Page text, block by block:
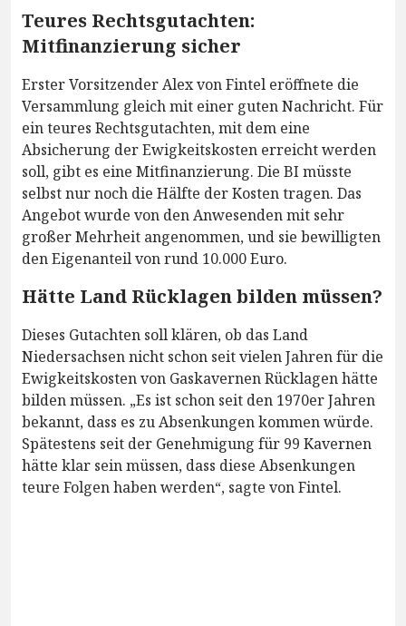
Teures Rechtsgutachten:
Mitfinanzierung sicher
Erster Vorsitzender Alex von Fintel eröffnete die
Versammlung gleich mit einer guten Nachricht. Für
ein teures Rechtsgutachten, mit dem eine
Absicherung der Ewigkeitskosten erreicht werden
soll, gibt es eine Mitfinanzierung. Die BI müsste
selbst nur noch die Hälfte der Kosten tragen. Das
Angebot wurde von den Anwesenden mit sehr
großer Mehrheit angenommen, und sie bewilligten
den Eigenanteil von rund 10.000 Euro.
Hätte Land Rücklagen bilden müssen?
Dieses Gutachten soll klären, ob das Land
Niedersachsen nicht schon seit vielen Jahren für die
Ewigkeitskosten von Gaskavernen Rücklagen hätte
bilden müssen. „Es ist schon seit den 1970er Jahren
bekannt, dass es zu Absenkungen kommen würde.
Spätestens seit der Genehmigung für 99 Kavernen
hätte klar sein müssen, dass diese Absenkungen
teure Folgen haben werden“, sagte von Fintel.